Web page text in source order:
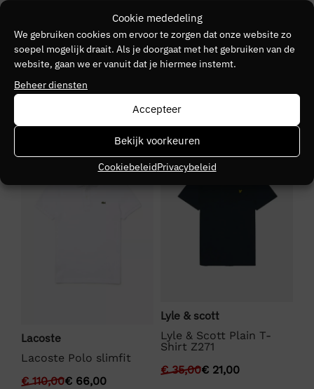
Cookie mededeling
We gebruiken cookies om ervoor te zorgen dat onze website zo
soepel mogelijk draait. Als je doorgaat met het gebruiken van de
website, gaan we er vanuit dat je hiermee instemt.
Beheer diensten
Accepteer
Bekijk voorkeuren
CookiebeleidPrivacybeleid
linkerborst is een logo van Tommy Hilfiger
weergegeven. Hij is gemaakt 100% katoen. Hij
is ook verkrijgbaar in het mint.
Pasvorm:Slim Fit
100% Katoen
TOMMY JEANS
Kleurnummer
30
Kleurgroep
Lacoste
Lacoste Polo slimfit
€110,00€ 66,00
SALE
Lyle & scott
Lyle & Scott Plain T-
Shirt Z271
€35,00€ 21,00